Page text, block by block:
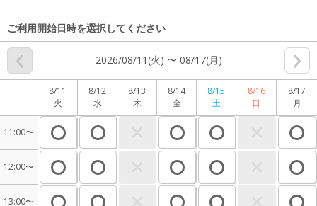
ご利用開始日時を選択してください
2026/08/11(火) 〜 08/17(月)
8/11
火
8/12
水
8/13
木
8/14
金
8/15
土
8/16
日
8/17
月
11:00〜
12:00〜
13:00〜